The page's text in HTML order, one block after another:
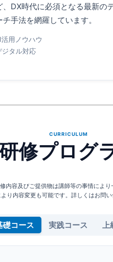
、DX時代に必須となる最新の
チ手法を網羅しています。
用ノウハウ
タル対応
CURRICULUM
修プログ
内容及びご提供物は講師等の事情により
り内容変更も可能です。詳しくはお問い
礎コース 実践コース 上